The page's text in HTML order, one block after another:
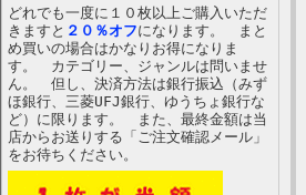
どれでも一度に１０枚以上ご購入いただ
きますと ２０％オフになります。 まと
め買いの場合はかなりお得になりま
す。 カテゴリー、ジャンルは問いませ
ん。 但し、決済方法は銀行振込（みず
ほ銀行、三菱UFJ銀行、ゆうちょ銀行な
ど）に限ります。 また、最終金額は当
店からお送りする「ご注文確認メール」
をお待ちください。